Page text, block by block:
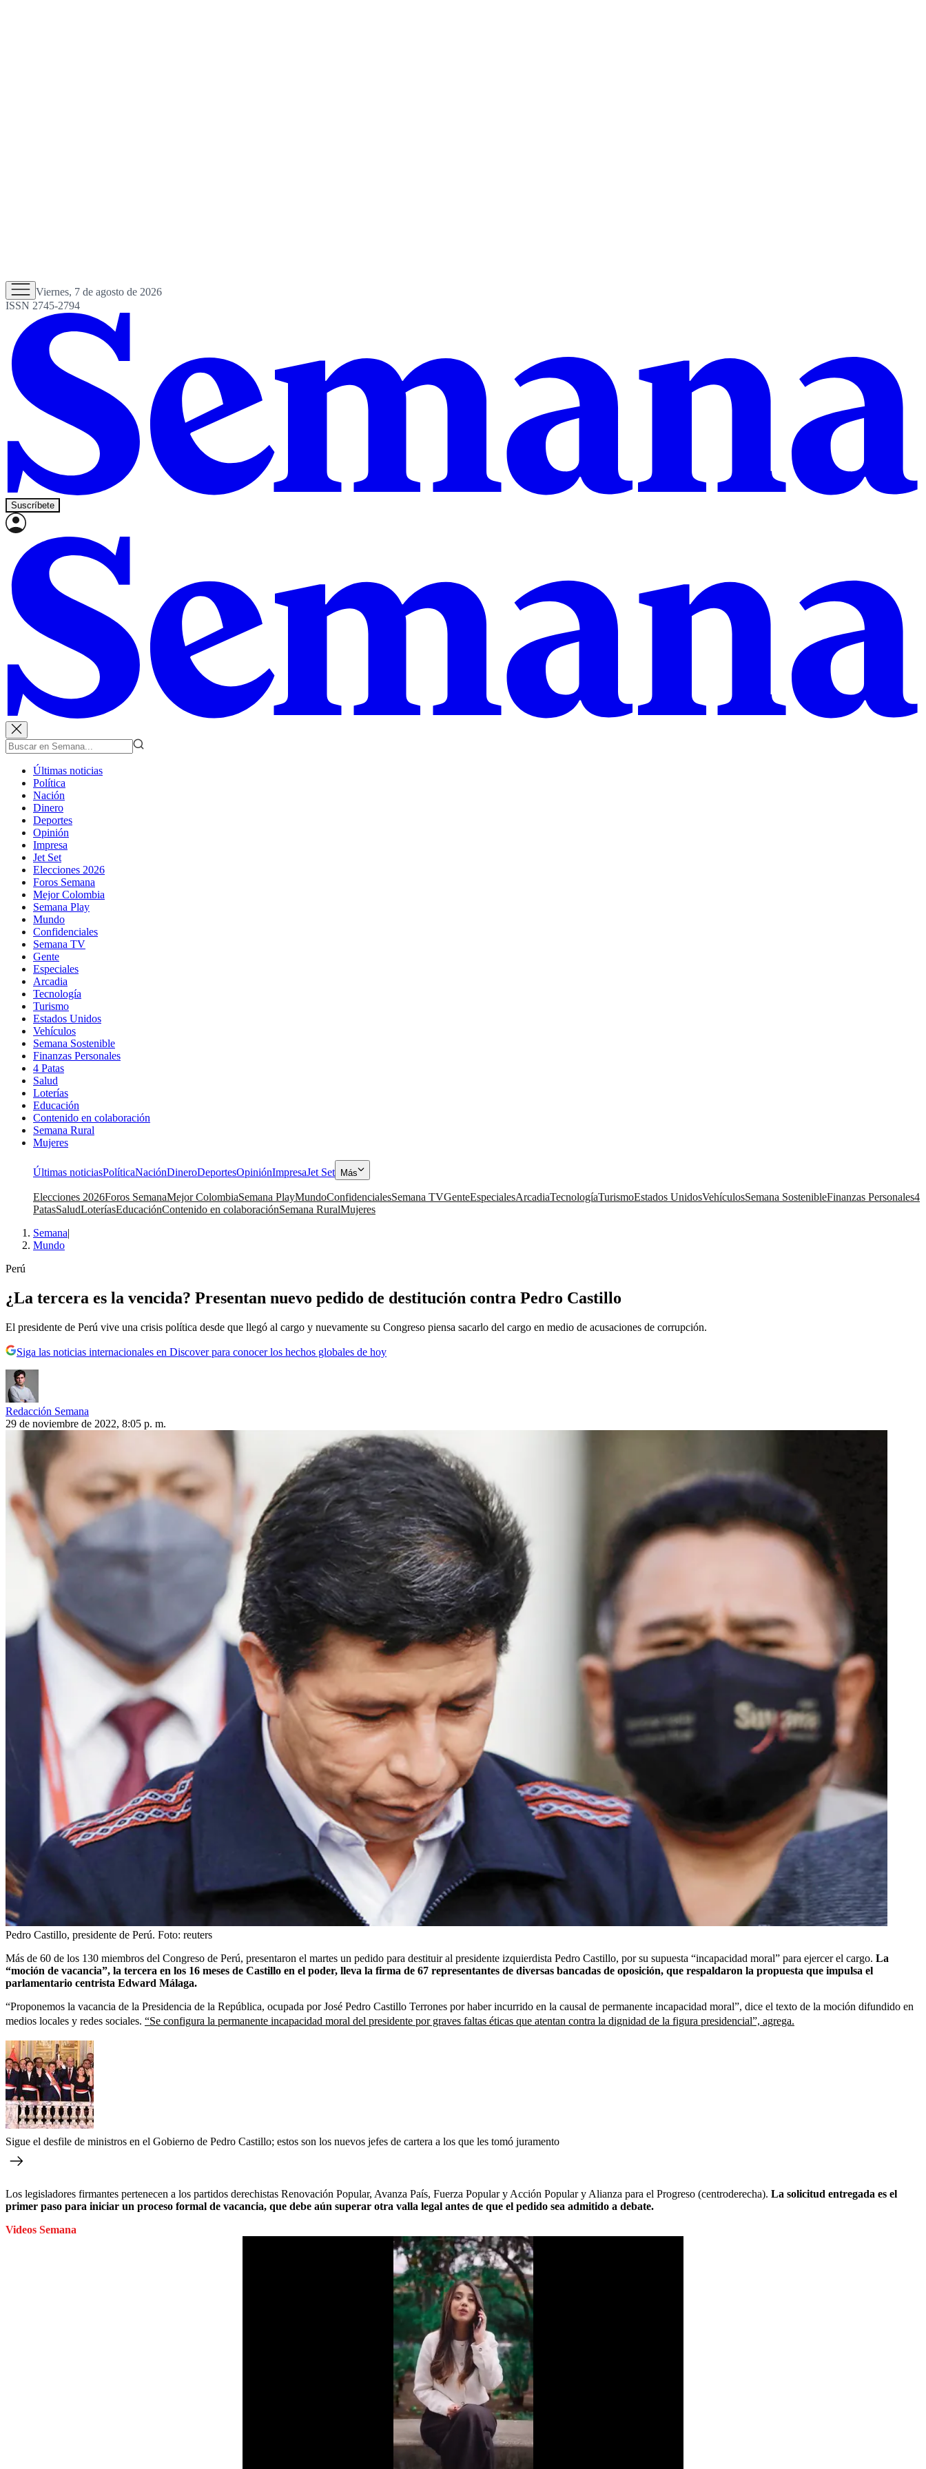
Viernes, 7 de agosto de 2026
ISSN 2745-2794
Suscríbete
Últimas noticias
Política
Nación
Dinero
Deportes
Opinión
Impresa
Jet Set
Elecciones 2026
Foros Semana
Mejor Colombia
Semana Play
Mundo
Confidenciales
Semana TV
Gente
Especiales
Arcadia
Tecnología
Turismo
Estados Unidos
Vehículos
Semana Sostenible
Finanzas Personales
4 Patas
Salud
Loterías
Educación
Contenido en colaboración
Semana Rural
Mujeres
Últimas noticiasPolíticaNaciónDineroDeportesOpiniónImpresaJet Set Más
Elecciones 2026Foros SemanaMejor ColombiaSemana PlayMundoConfidencialesSemana TVGenteEspecialesArcadiaTecnologíaTurismoEstados UnidosVehículosSemana SostenibleFinanzas Personales4
PatasSaludLoteríasEducaciónContenido en colaboraciónSemana RuralMujeres
Semana|
Mundo
Perú
¿La tercera es la vencida? Presentan nuevo pedido de destitución contra Pedro Castillo
El presidente de Perú vive una crisis política desde que llegó al cargo y nuevamente su Congreso piensa sacarlo del cargo en medio de acusaciones de corrupción.
Siga las noticias internacionales en Discover para conocer los hechos globales de hoy
Redacción Semana
29 de noviembre de 2022, 8:05 p. m.
Pedro Castillo, presidente de Perú. Foto: reuters
Más de 60 de los 130 miembros del Congreso de Perú, presentaron el martes un pedido para destituir al presidente izquierdista Pedro Castillo, por su supuesta “incapacidad moral” para ejercer el cargo. La
“moción de vacancia”, la tercera en los 16 meses de Castillo en el poder, lleva la firma de 67 representantes de diversas bancadas de oposición, que respaldaron la propuesta que impulsa el
parlamentario centrista Edward Málaga.
“Proponemos la vacancia de la Presidencia de la República, ocupada por José Pedro Castillo Terrones por haber incurrido en la causal de permanente incapacidad moral”, dice el texto de la moción difundido en
medios locales y redes sociales. “Se configura la permanente incapacidad moral del presidente por graves faltas éticas que atentan contra la dignidad de la figura presidencial”, agrega.
Sigue el desfile de ministros en el Gobierno de Pedro Castillo; estos son los nuevos jefes de cartera a los que les tomó juramento
Los legisladores firmantes pertenecen a los partidos derechistas Renovación Popular, Avanza País, Fuerza Popular y Acción Popular y Alianza para el Progreso (centroderecha). La solicitud entregada es el
primer paso para iniciar un proceso formal de vacancia, que debe aún superar otra valla legal antes de que el pedido sea admitido a debate.
Videos Semana